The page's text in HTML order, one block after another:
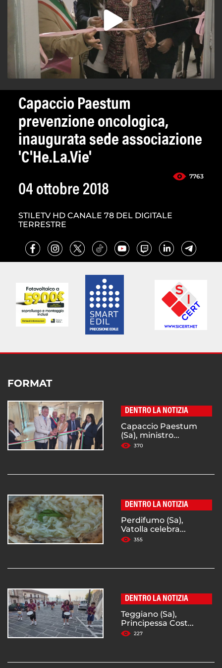
Capaccio Paestum
prevenzione oncologica,
inaugurata sede associazione
'C'He.La.Vie'
7763
04 ottobre 2018
STILETV HD CANALE 78 DEL DIGITALE
TERRESTRE
FORMAT
DENTRO LA NOTIZIA
Capaccio Paestum
(Sa), ministro...
370
DENTRO LA NOTIZIA
Perdifumo (Sa),
Vatolla celebra...
355
DENTRO LA NOTIZIA
Teggiano (Sa),
Principessa Cost...
227